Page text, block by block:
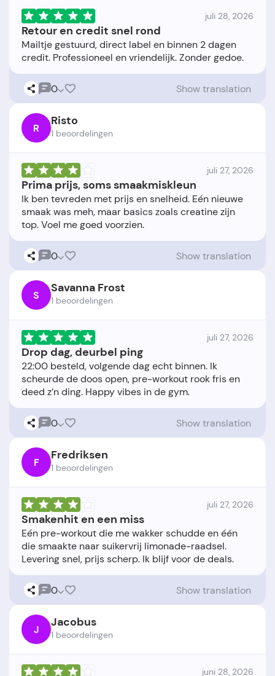
juli 28, 2026
Retour en credit snel rond
Mailtje gestuurd, direct label en binnen 2 dagen
0 Show translation
R Risto
1 beoordelingen
juli 27, 2026
Prima prijs, soms smaakmiskleun
Ik ben tevreden met prijs en snelheid. Eén nieuwe
smaak was meh, maar basics zoals creatine zijn
0 Show translation
S Savanna Frost
1 beoordelingen
juli 27, 2026
Drop dag, deurbel ping
22:00 besteld, volgende dag echt binnen. Ik
scheurde de doos open, pre-workout rook fris en
0 Show translation
F Fredriksen
1 beoordelingen
juli 27, 2026
Smakenhit en een miss
Eén pre-workout die me wakker schudde en één
die smaakte naar suikervrij limonade-raadsel.
0 Show translation
J Jacobus
1 beoordelingen
juni 28, 2026